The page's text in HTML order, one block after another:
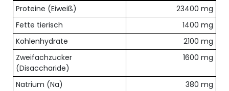
Übersicht der enthaltenen Nährstoffe pro Dosis
Proteine (Eiweiß)
23400 mg
Fette tierisch
1400 mg
Kohlenhydrate
2100 mg
Zweifachzucker
(Disaccharide)
1600 mg
Natrium (Na) 380 mg